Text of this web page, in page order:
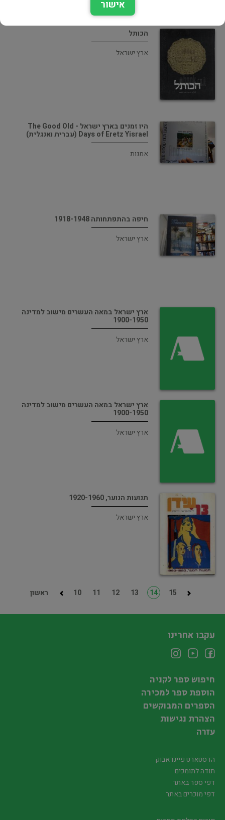
הכותל
ארץ ישראל
היו זמנים בארץ ישראל - The Good Old
Days of Eretz Yisrael (עברית ואנגלית)
אמנות
חיפה בהתפתחותה 1918-1948
ארץ ישראל
ארץ ישראל במאה העשרים מישוב למדינה
1900-1950
ארץ ישראל
ארץ ישראל במאה העשרים מישוב למדינה
1900-1950
ארץ ישראל
תנועות הנוער, 1920-1960
ארץ ישראל
ראשון 10 11 12 13 14 15
אישור
עקבו אחרינו
חיפוש ספר לקניה
הוספת ספר למכירה
הספרים המבוקשים
הצהרת נגישות
עזרה
הדסטארט פיינדאבוק
תודה לתומכים
דפי ספר באתר
דפי מוכרים באתר